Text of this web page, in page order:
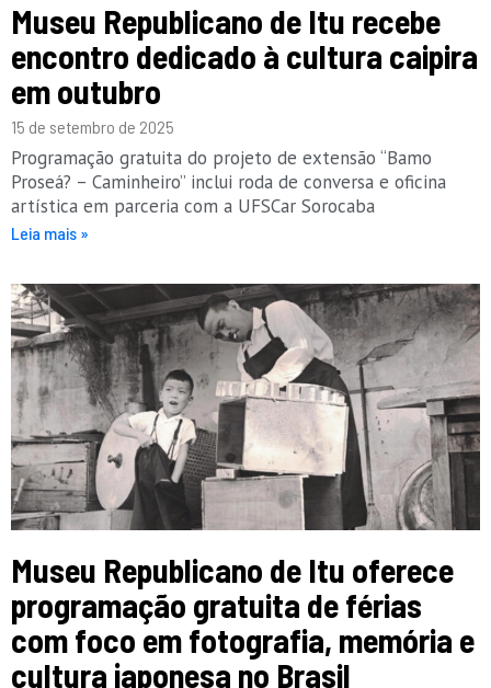
Museu Republicano de Itu recebe
encontro dedicado à cultura caipira
em outubro
15 de setembro de 2025
Programação gratuita do projeto de extensão “Bamo
Proseá? – Caminheiro” inclui roda de conversa e oficina
artística em parceria com a UFSCar Sorocaba
Leia mais »
Museu Republicano de Itu oferece
programação gratuita de férias
com foco em fotografia, memória e
cultura japonesa no Brasil